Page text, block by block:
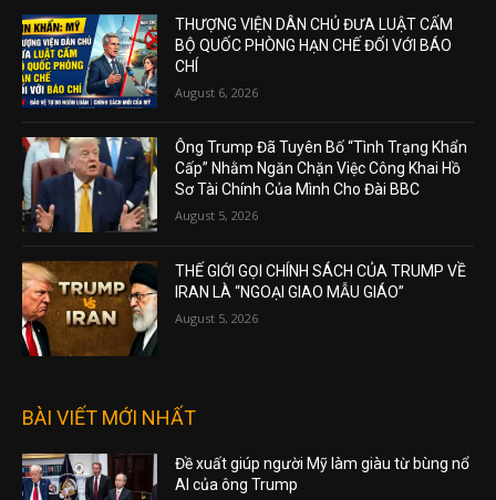
THƯỢNG VIỆN DÂN CHỦ ĐƯA LUẬT CẤM
BỘ QUỐC PHÒNG HẠN CHẾ ĐỐI VỚI BÁO
CHÍ
August 6, 2026
Ông Trump Đã Tuyên Bố “Tình Trạng Khẩn
Cấp” Nhằm Ngăn Chặn Việc Công Khai Hồ
Sơ Tài Chính Của Mình Cho Đài BBC
August 5, 2026
THẾ GIỚI GỌI CHÍNH SÁCH CỦA TRUMP VỀ
IRAN LÀ “NGOẠI GIAO MẪU GIÁO”
August 5, 2026
BÀI VIẾT MỚI NHẤT
Đề xuất giúp người Mỹ làm giàu từ bùng nổ
AI của ông Trump